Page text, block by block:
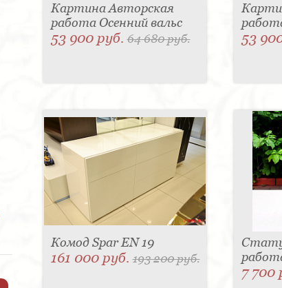
Картина Авторская
работа Осенний вальс
53 900 руб.64 680 руб. 53
Комод Spar EN 19
161 000 руб.193 200 руб.
7 700